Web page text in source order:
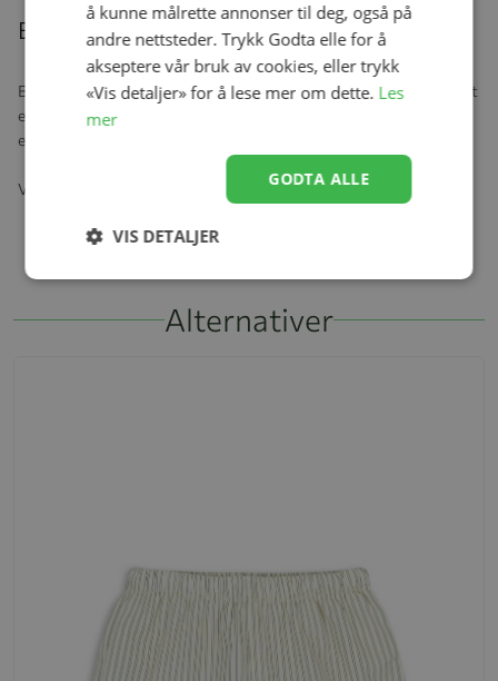
Beskrivelse
Badebukse laget av 80 prosent resirkulert polyester og 20 prosent
elastan. Elastisk snøring i midjen og elastiske benåpninger sikrer
en tett og komfortabel passform og sikrer bevegelsesfrihet.
Vask Bobbi badeshorts i kaldt vann
Alternativer
å kunne målrette annonser til deg, også på
andre nettsteder. Trykk Godta elle for å
akseptere vår bruk av cookies, eller trykk
«Vis detaljer» for å lese mer om dette. Les
mer
GODTA ALLE
VIS DETALJER